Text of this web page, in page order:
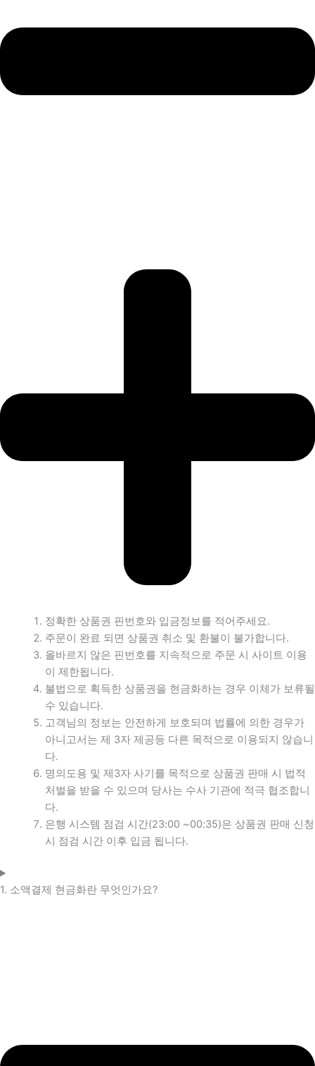
정확한 상품권 핀번호와 입금정보를 적어주세요.
주문이 완료 되면 상품권 취소 및 환불이 불가합니다.
올바르지 않은 핀번호를 지속적으로 주문 시 사이트 이용
이 제한됩니다.
불법으로 획득한 상품권을 현금화하는 경우 이체가 보류될
수 있습니다.
고객님의 정보는 안전하게 보호되며 법률에 의한 경우가
아니고서는 제 3자 제공등 다른 목적으로 이용되지 않습니
다.
명의도용 및 제3자 사기를 목적으로 상품권 판매 시 법적
처벌을 받을 수 있으며 당사는 수사 기관에 적극 협조합니
다.
은행 시스템 점검 시간(23:00 ~00:35)은 상품권 판매 신청
시 점검 시간 이후 입금 됩니다.
1. 소액결제 현금화란 무엇인가요?